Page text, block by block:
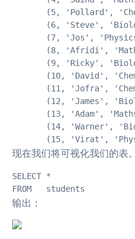
(5, 'Pollard',
(6, 'Steve',
(7, 'Jos',
(8, 'Afridi',
(9, 'Ricky',
(10, 'David',
(11, 'Jofra',
(12, 'James',
(13, 'Adam',
(14, 'Warner',
(15, 'Virat',
现在我们将可视化我们的表。
SELECT *
FROM   students
输出：